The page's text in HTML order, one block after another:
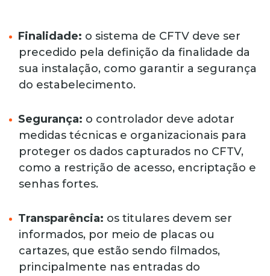
Finalidade: o sistema de CFTV deve ser
precedido pela definição da finalidade da
sua instalação, como garantir a segurança
do estabelecimento.
Segurança: o controlador deve adotar
medidas técnicas e organizacionais para
proteger os dados capturados no CFTV,
como a restrição de acesso, encriptação e
senhas fortes.
Transparência: os titulares devem ser
informados, por meio de placas ou
cartazes, que estão sendo filmados,
principalmente nas entradas do